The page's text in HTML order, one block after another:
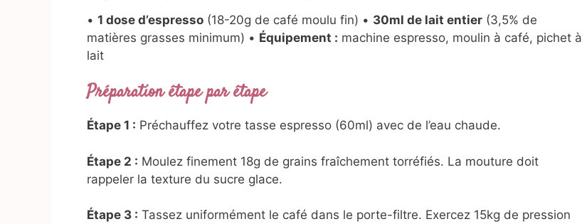
• 1 dose d’espresso (18-20g de café moulu fin) • 30ml de lait entier (3,5% de
matières grasses minimum) • Équipement : machine espresso, moulin à café, pichet à
lait
Préparation étape par étape
Étape 1 : Préchauffez votre tasse espresso (60ml) avec de l’eau chaude.
Étape 2 : Moulez finement 18g de grains fraîchement torréfiés. La mouture doit
rappeler la texture du sucre glace.
Étape 3 : Tassez uniformément le café dans le porte-filtre. Exercez 15kg de pression